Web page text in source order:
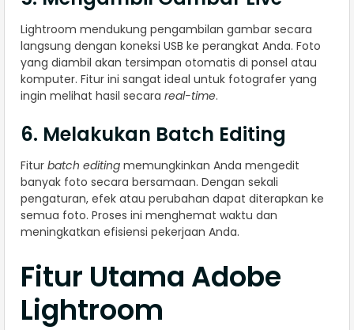
Lightroom mendukung pengambilan gambar secara
langsung dengan koneksi USB ke perangkat Anda. Foto
yang diambil akan tersimpan otomatis di ponsel atau
komputer. Fitur ini sangat ideal untuk fotografer yang
ingin melihat hasil secara real-time.
6. Melakukan Batch Editing
Fitur batch editing memungkinkan Anda mengedit
banyak foto secara bersamaan. Dengan sekali
pengaturan, efek atau perubahan dapat diterapkan ke
semua foto. Proses ini menghemat waktu dan
meningkatkan efisiensi pekerjaan Anda.
Fitur Utama Adobe
Lightroom